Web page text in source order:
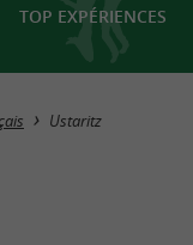
TOP EXPÉRIENCES
Masquer la carte
Ustaritz